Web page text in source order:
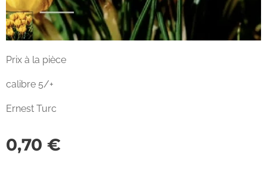
Prix à la pièce
calibre 5/+
Ernest Turc
0,70 €